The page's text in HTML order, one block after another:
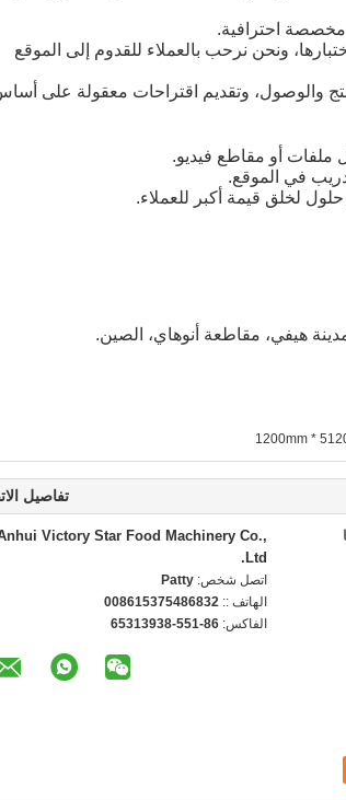
ونحن نرحب بالعملاء للقدوم إلى الموقع
والوصول، وتقديم اقتراحات معقولة على
تفاصيل
Victory Star Food Machinery Co.,
Ltd.
اتصل شخص: Patty
الهاتف :: 008615375486832
الفاكس: 86-551-65313938